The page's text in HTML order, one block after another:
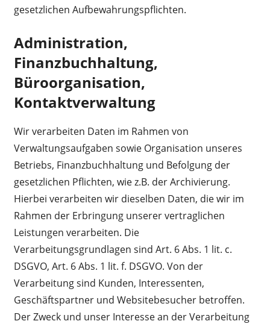
gesetzlichen Aufbewahrungspflichten.
Administration,
Finanzbuchhaltung,
Büroorganisation,
Kontaktverwaltung
Wir verarbeiten Daten im Rahmen von
Verwaltungsaufgaben sowie Organisation unseres
Betriebs, Finanzbuchhaltung und Befolgung der
gesetzlichen Pflichten, wie z.B. der Archivierung.
Hierbei verarbeiten wir dieselben Daten, die wir im
Rahmen der Erbringung unserer vertraglichen
Leistungen verarbeiten. Die
Verarbeitungsgrundlagen sind Art. 6 Abs. 1 lit. c.
DSGVO, Art. 6 Abs. 1 lit. f. DSGVO. Von der
Verarbeitung sind Kunden, Interessenten,
Geschäftspartner und Websitebesucher betroffen.
Der Zweck und unser Interesse an der Verarbeitung